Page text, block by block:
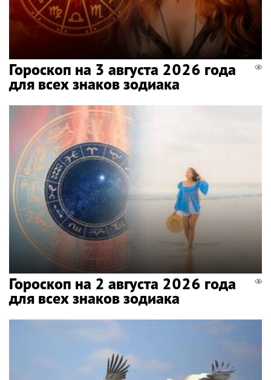
Гороскоп на 3 августа 2026 года
для всех знаков зодиака
Гороскоп на 2 августа 2026 года
для всех знаков зодиака